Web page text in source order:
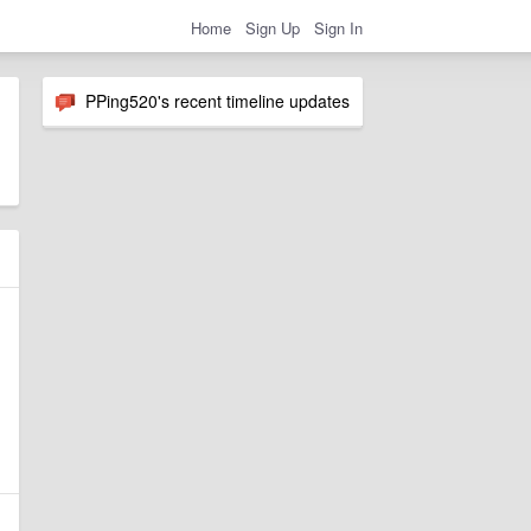
Home Sign Up Sign In
PPing520's recent timeline updates